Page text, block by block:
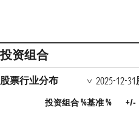
投资组合
股票行业分布 2025-12-31
投资组合 %基准 %
+/-